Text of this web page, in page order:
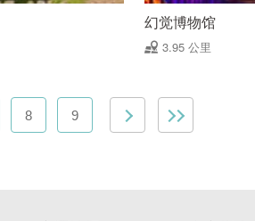
幻觉博物馆
3.95 公里
8 9